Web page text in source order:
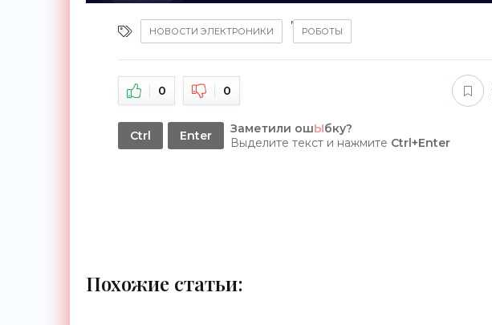
НОВОСТИ ЭЛЕКТРОНИКИ
,
РОБОТЫ
0 0
Ctrl Enter Заметили ошЫбку?
Выделите текст и нажмите Ctrl+Enter
Похожие статьи: